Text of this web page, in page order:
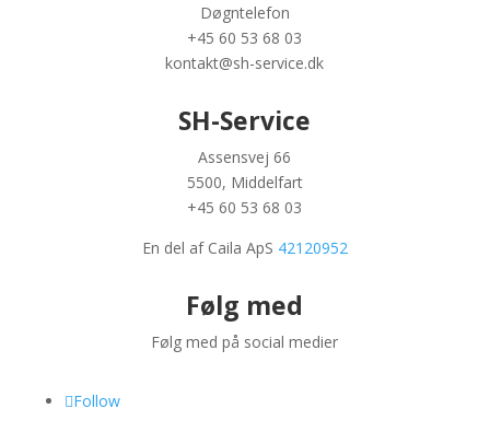
Døgntelefon
+45 60 53 68 03
kontakt@sh-service.dk
SH-Service
Assensvej 66
5500, Middelfart
+45 60 53 68 03
En del af Caila ApS 42120952
Følg med
Følg med på social medier
Follow